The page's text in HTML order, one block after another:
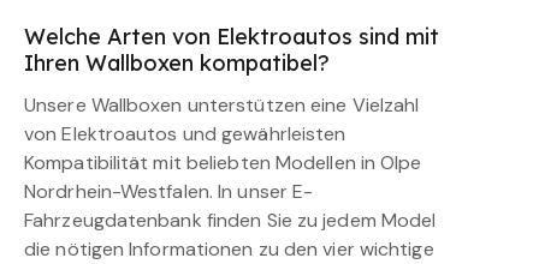
Welche Arten von Elektroautos sind mit
Ihren Wallboxen kompatibel?
Unsere Wallboxen unterstützen eine Vielzahl
von Elektroautos und gewährleisten
Kompatibilität mit beliebten Modellen in Olpe
Nordrhein-Westfalen. In unser E-
Fahrzeugdatenbank finden Sie zu jedem Model
die nötigen Informationen zu den vier wichtige